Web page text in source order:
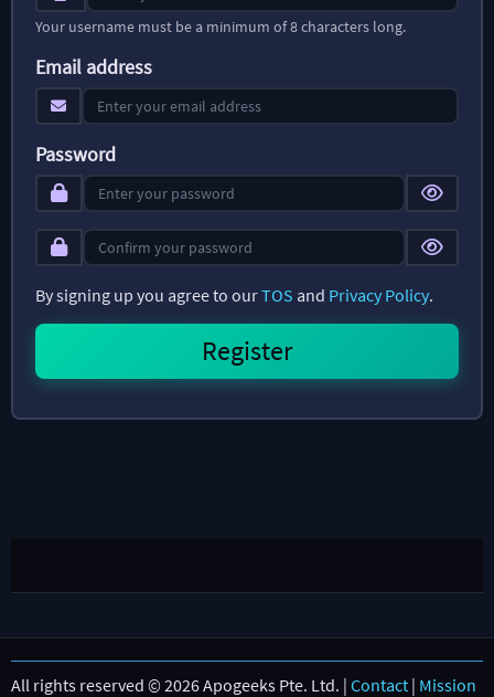
Your username must be a minimum of 8 characters long.
Email address
Password
By signing up you agree to ourTOS and Privacy Policy.
All rights reserved © 2026 Apogeeks Pte. Ltd. | Contact | Mission